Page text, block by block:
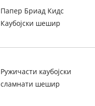
Папер Бриад Кидс
Каубојски шешир
Ружичасти каубојски
сламнати шешир